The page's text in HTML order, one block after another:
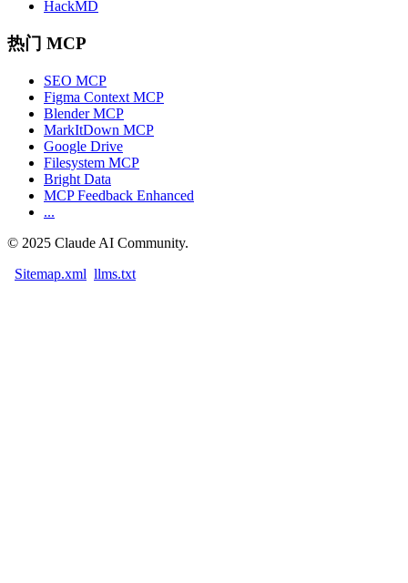
HackMD
热门 MCP
SEO MCP
Figma Context MCP
Blender MCP
MarkItDown MCP
Google Drive
Filesystem MCP
Bright Data
MCP Feedback Enhanced
...
© 2025 Claude AI Community.
Sitemap.xml llms.txt